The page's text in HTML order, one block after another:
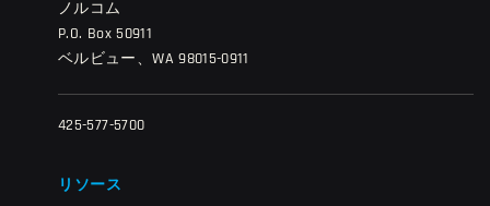
ノルコム
P.O. Box 50911
ベルビュー、WA 98015-0911
425-577-5700
リソース